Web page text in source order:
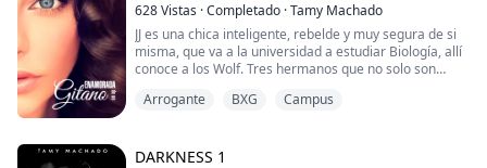
Zero ahora es el t...
628Vistas ·Completado ·Tamy Machado
JJ es una chica inteligente, rebelde y muy segura de si
misma, que va a la universidad a estudiar Biología, allí
conoce a los Wolf. Tres hermanos que no solo son
tres destilan problemas de esos en los que no sueles
medio. JJ los desprecia a los tre...
Arrogante BXG Campus
DARKNESS 1